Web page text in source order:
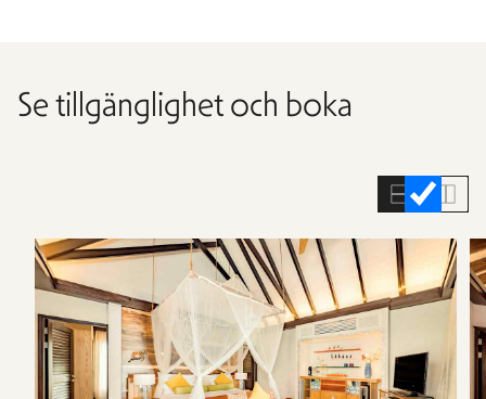
Se tillgänglighet och boka